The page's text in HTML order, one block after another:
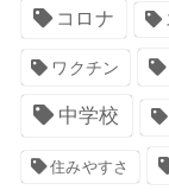
コロナ
ワクチン
中学校
住みやすさ